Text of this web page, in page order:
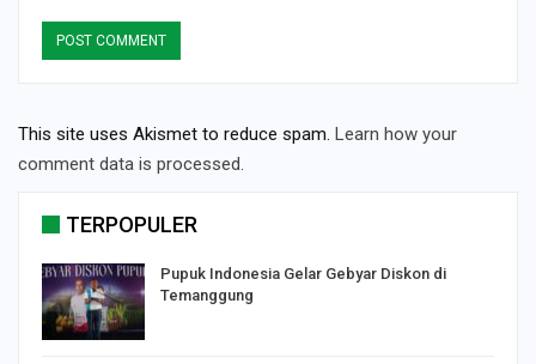
This site uses Akismet to reduce spam. Learn how your
comment data is processed.
TERPOPULER
Pupuk Indonesia Gelar Gebyar Diskon di
Temanggung